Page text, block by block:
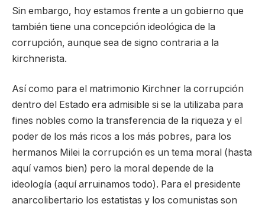
Sin embargo, hoy estamos frente a un gobierno que
también tiene una concepción ideológica de la
corrupción, aunque sea de signo contraria a la
kirchnerista.
Así como para el matrimonio Kirchner la corrupción
dentro del Estado era admisible si se la utilizaba para
fines nobles como la transferencia de la riqueza y el
poder de los más ricos a los más pobres, para los
hermanos Milei la corrupción es un tema moral (hasta
aquí vamos bien) pero la moral depende de la
ideología (aquí arruinamos todo). Para el presidente
anarcolibertario los estatistas y los comunistas son